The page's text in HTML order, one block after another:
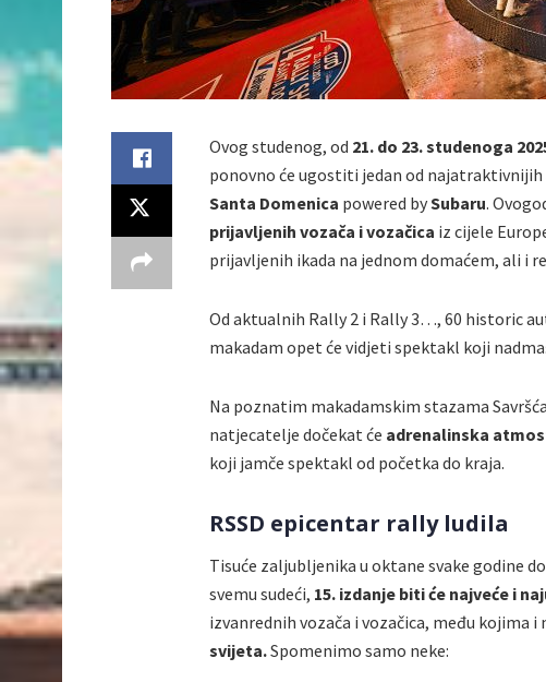
Ovog studenog, od 21. do 23. studenoga
ponovno će ugostiti jedan od
Santa Domenica powered bySubaru.
prijavljenih vozača i vozačica iz cijele
prijavljenih ikada na jednom domaćem, ali i
Od aktualnih Rally 2 i Rally 3…, 60 historic
makadam opet će vidjeti spektakl koji
Na poznatim makadamskim stazama
natjecatelje dočekat će adrenalinska
koji jamče spektakl od početka do kraja.
RSSD epicentar rally ludila
Tisuće zaljubljenika u oktane svake godine
svemu sudeći, 15. izdanje biti će najveće i
izvanrednih vozača i vozačica, među kojima i
svijeta.Spomenimo samo neke: